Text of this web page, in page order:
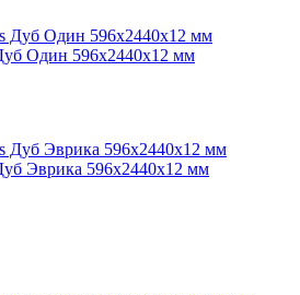
Один 596х2440х12 мм
Эврика 596х2440х12 мм